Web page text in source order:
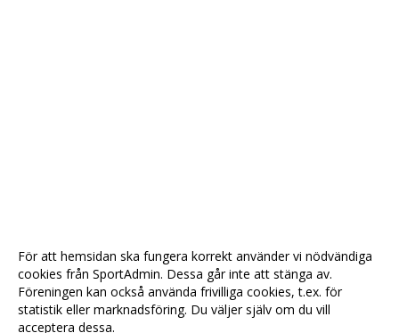
För att hemsidan ska fungera korrekt använder vi nödvändiga
cookies från SportAdmin. Dessa går inte att stänga av.
Föreningen kan också använda frivilliga cookies, t.ex. för
statistik eller marknadsföring. Du väljer själv om du vill
acceptera dessa.